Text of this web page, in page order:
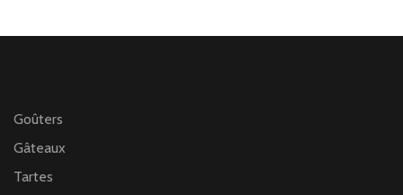
Goûters
Gâteaux
Tartes